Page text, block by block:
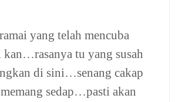
yang telah mencuba
kan…rasanya tu yang susah
di sini…senang cakap
sedap…pasti akan